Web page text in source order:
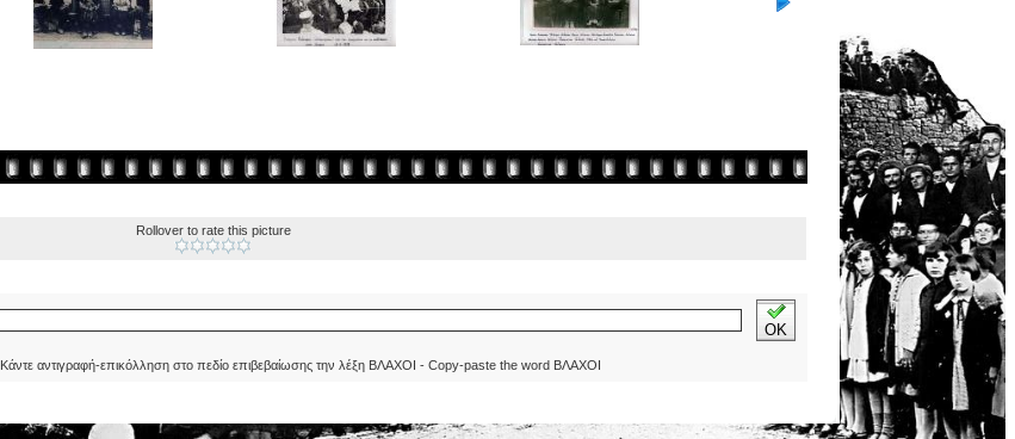
Rollover to rate this picture
OK
Κάντε αντιγραφή-επικόλληση στο πεδίο επιβεβαίωσης την λέξη ΒΛΑΧΟΙ - Copy-paste the word ΒΛΑΧΟΙ